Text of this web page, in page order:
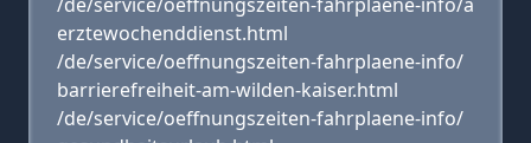
erztewochenddienst.html
/de/service/oeffnungszeiten-fahrplaene-info/
barrierefreiheit-am-wilden-kaiser.html
/de/service/oeffnungszeiten-fahrplaene-info/